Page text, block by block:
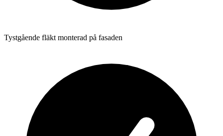
Tystgående fläkt monterad på fasaden